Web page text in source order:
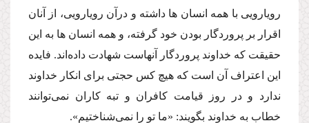
رویارویى با همه انسان ها داشته و درآن رویارویى، از آنان
اقرار بر پروردگار بودن خود گرفته، و همه انسان ها به این
حقیقت كه خداوند پروردگار آنهاست شهادت داده‌اند. فایده
این اعتراف آن است كه هیچ كس حجتى براى انكار خداوند
ندارد و در روز قیامت كافران و تبه كاران نمى‌توانند
خطاب به خداوند بگویند: «ما تو را نمى‌شناختیم».